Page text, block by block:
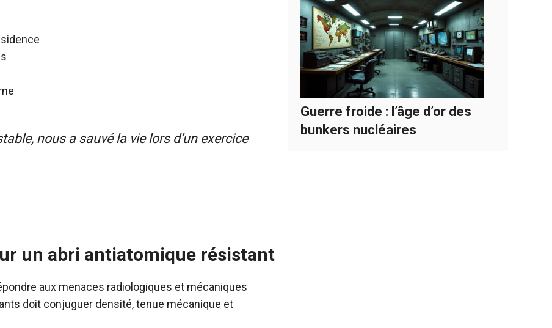
nous a sauvé la vie lors d’un exercice
un abri antiatomique résistant
aux menaces radiologiques et mécaniques
doit conjuguer densité, tenue mécanique et
Guerre froide : l’âge d’or des
bunkers nucléaires